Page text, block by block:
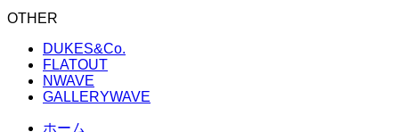
OTHER
DUKES&Co.
FLATOUT
NWAVE
GALLERYWAVE
ホーム